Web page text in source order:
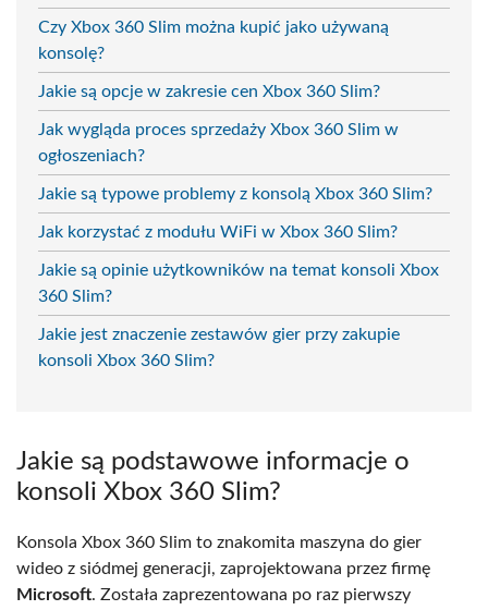
Czy Xbox 360 Slim można kupić jako używaną
konsolę?
Jakie są opcje w zakresie cen Xbox 360 Slim?
Jak wygląda proces sprzedaży Xbox 360 Slim w
ogłoszeniach?
Jakie są typowe problemy z konsolą Xbox 360 Slim?
Jak korzystać z modułu WiFi w Xbox 360 Slim?
Jakie są opinie użytkowników na temat konsoli Xbox
360 Slim?
Jakie jest znaczenie zestawów gier przy zakupie
konsoli Xbox 360 Slim?
Jakie są podstawowe informacje o
konsoli Xbox 360 Slim?
Konsola Xbox 360 Slim to znakomita maszyna do gier
wideo z siódmej generacji, zaprojektowana przez firmę
Microsoft. Została zaprezentowana po raz pierwszy